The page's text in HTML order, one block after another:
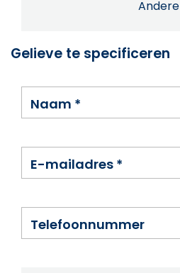
Andere
Gelieve te specificeren
Naam *
E-mailadres *
Telefoonnummer